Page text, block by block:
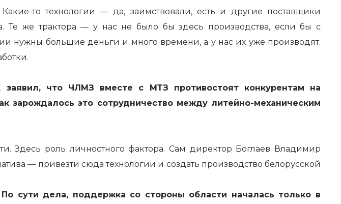
то технологии — да, заимствовали, есть и другие поставщики
Те же трактора — у нас не было бы здесь производства, если бы с
нужны большие деньги и много времени, а у нас их уже производят.
что ЧЛМЗ вместе с МТЗ противостоят конкурентам на
зарождалось это сотрудничество между литейно-механическим
Здесь роль личностного фактора. Сам директор Боглаев Владимир
— привезти сюда технологии и создать производство белорусской
сути дела, поддержка со стороны области началась только в